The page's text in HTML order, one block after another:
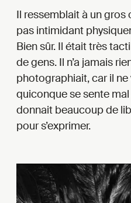
Il ressemblait à un gros
pas intimidant
Bien sûr. Il était très
de gens. Il n’a jamais
photographiait, car il
quiconque se sente mal
donnait beaucoup de
pour s’exprimer.